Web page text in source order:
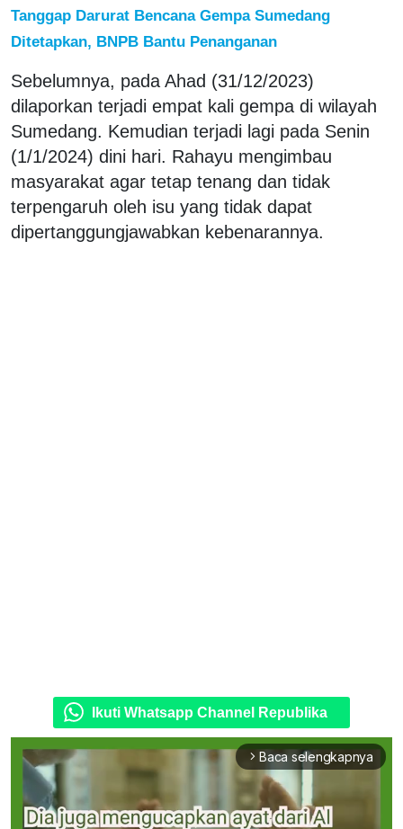
Tanggap Darurat Bencana Gempa Sumedang
Ditetapkan, BNPB Bantu Penanganan
Sebelumnya, pada Ahad (31/12/2023)
dilaporkan terjadi empat kali gempa di wilayah
Sumedang. Kemudian terjadi lagi pada Senin
(1/1/2024) dini hari. Rahayu mengimbau
masyarakat agar tetap tenang dan tidak
terpengaruh oleh isu yang tidak dapat
dipertanggungjawabkan kebenarannya.
Ikuti Whatsapp Channel Republika
arrow_forward_ios Baca selengkapnya